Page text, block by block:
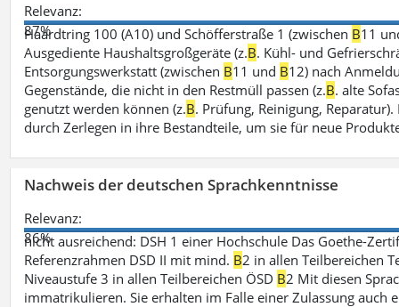
Relevanz:
87%
Haardtring 100 (A10) und Schöfferstraße 1 (zwischen B11
Ausgediente Haushaltsgroßgeräte (z.B. Kühl- und
Entsorgungswerkstatt (zwischen B11 und B12) nach
Gegenstände, die nicht in den Restmüll passen (z.B. alte
genutzt werden können (z.B. Prüfung, Reinigung,
durch Zerlegen in ihre Bestandteile, um sie für neue
Nachweis der deutschen Sprachkenntnisse
Relevanz:
86%
nicht ausreichend: DSH 1 einer Hochschule Das Goethe-
Referenzrahmen DSD II mit mind. B2 in allen Teilbereichen
Niveaustufe 3 in allen Teilbereichen ÖSD B2 Mit diesen
immatrikulieren. Sie erhalten im Falle einer Zulassung auch